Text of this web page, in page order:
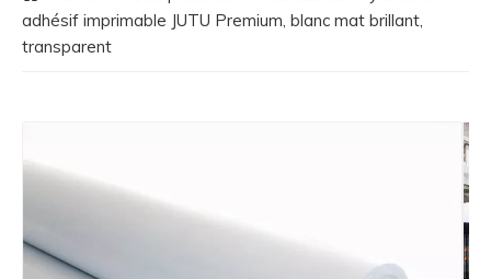
adhésif imprimable JUTU Premium, blanc mat brillant,
transparent